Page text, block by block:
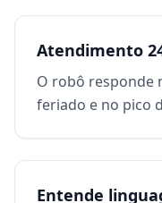
Atendimento
O robô responde
feriado e no pico
Entende